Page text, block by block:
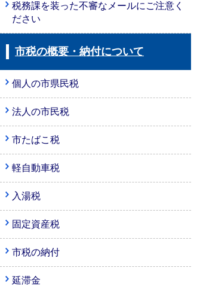
税務課を装った不審なメールにご注意く
ださい
市税の概要・納付について
個人の市県民税
法人の市民税
市たばこ税
軽自動車税
入湯税
固定資産税
市税の納付
延滞金